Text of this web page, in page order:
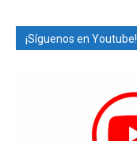
¡Síguenos en Youtube!